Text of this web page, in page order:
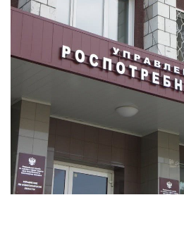
Гарантийные
Существует множество
описывают обязательные
том числе на что
обувь. ГОСТ определяет
гарантийного срока на
повседневную, модельную,
рассматривать, втечение
вернуть
ношеную обувь,